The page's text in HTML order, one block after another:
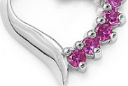
APERÇU RAPIDE